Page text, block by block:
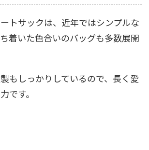
トサックは、近年ではシンプルな
着いた色合いのバッグも多数展開
もしっかりしているので、長く愛
です。